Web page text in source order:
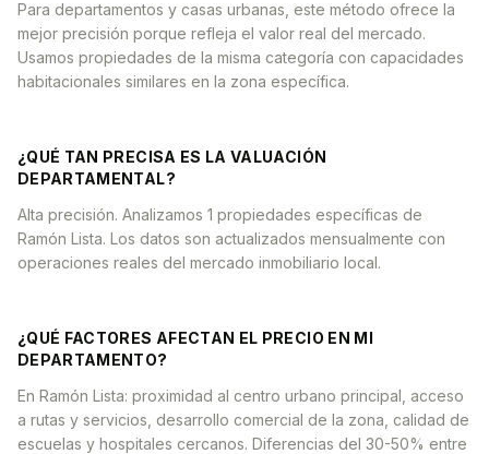
Para departamentos y casas urbanas, este método ofrece la
mejor precisión porque refleja el valor real del mercado.
Usamos propiedades de la misma categoría con capacidades
habitacionales similares en la zona específica.
¿QUÉ TAN PRECISA ES LA VALUACIÓN
DEPARTAMENTAL?
Alta precisión. Analizamos 1 propiedades específicas de
Ramón Lista. Los datos son actualizados mensualmente con
operaciones reales del mercado inmobiliario local.
¿QUÉ FACTORES AFECTAN EL PRECIO EN MI
DEPARTAMENTO?
En Ramón Lista: proximidad al centro urbano principal, acceso
a rutas y servicios, desarrollo comercial de la zona, calidad de
escuelas y hospitales cercanos. Diferencias del 30-50% entre